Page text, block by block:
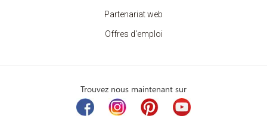
Partenariat web
Offres d'emploi
Trouvez nous maintenant sur